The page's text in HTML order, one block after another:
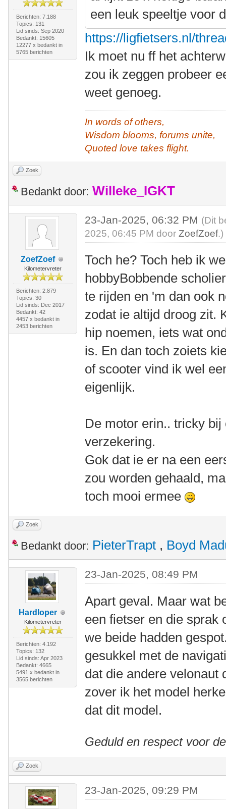
Berichten: 7.188
Topics: 131
Lid sinds: Sep 2020
Bedankt: 15605
12277 x bedankt in
5765 berichten
een leuk speeltje voor
https://ligfietsers.nl/
Ik moet nu ff het
zou ik zeggen probeer
weet genoeg.
In words of others,
Wisdom blooms, forums unite,
Quoted love takes flight.
Zoek
Bedankt door: Willeke_IGKT
ZoefZoef
Kilometervreter
Berichten: 2.879
Topics: 30
Lid sinds: Dec 2017
Bedankt: 42
4457 x bedankt in
2453 berichten
23-Jan-2025, 06:32 PM (Dit
2025, 06:45 PM doorZoefZoef.)
Toch he? Toch heb ik
hobbyBobbende
te rijden en 'm dan ook
zodat ie altijd droog zit.
hip noemen, iets wat
is. En dan toch zoiets
of scooter vind ik wel
eigenlijk.
De motor erin.. tricky
verzekering.
Gok dat ie er na een
zou worden gehaald,
toch mooi ermee
Zoek
Bedankt door: PieterTrapt , Boyd
Hardloper
Kilometervreter
Berichten: 4.192
Topics: 132
Lid sinds: Apr 2023
Bedankt: 4665
5491 x bedankt in
3565 berichten
23-Jan-2025, 08:49 PM
Apart geval. Maar wat
een fietser en die sprak
we beide hadden
gesukkel met de
dat die andere velonaut
zover ik het model
dat dit model.
Geduld en respect voor
Zoek
23-Jan-2025, 09:29 PM